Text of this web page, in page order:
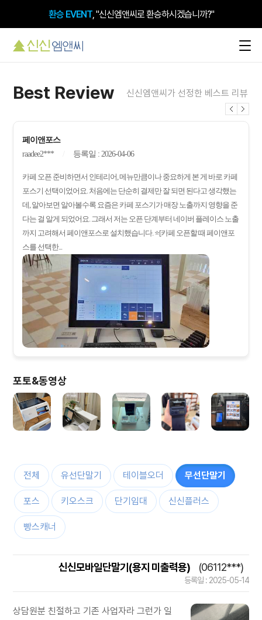
환승 EVENT, "신신엠앤씨로 환승하시겠습니까?"
Best Review 신신엠앤씨가 선정한 베스트 리뷰
페이앤포스
raadee2***
등록일 : 2026-04-06
카페 오픈 준비하면서 인테리어, 메뉴만큼이나 중요하게 본 게 바로 카페
포스기 선택이었어요. 처음에는 단순히 결제만 잘 되면 된다고 생각했는
데, 알아보면 알아볼수록 요즘은 카페 포스기가 매장 노출까지 영향을 준
다는 걸 알게 되었어요. 그래서 저는 오픈 단계부터 네이버 플레이스 노출
까지 고려해서 페이앤포스로 설치했습니다. ⭐[카페 오픈할 때 페이앤포
스를 선택한...
포토&동영상
전체 유선단말기 테이블오더 무선단말기
포스 키오스크 단기임대 신신플러스
빵스캐너
신신모바일단말기(용지 미출력용) (06112***)
등록일 : 2025-05-14
상담원분 친절하고 기존 사업자라 그런가 일